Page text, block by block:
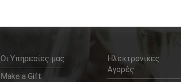
Οι Υπηρεσίες μας
Make a Gift
Ηλεκτρονικές
Αγορές